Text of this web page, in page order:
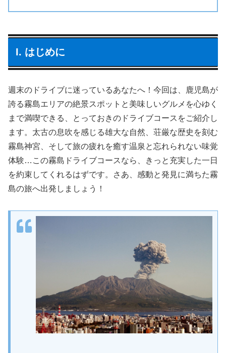
I. はじめに
週末のドライブに迷っているあなたへ！今回は、鹿児島が
誇る霧島エリアの絶景スポットと美味しいグルメを心ゆく
まで満喫できる、とっておきのドライブコースをご紹介し
ます。太古の息吹を感じる雄大な自然、荘厳な歴史を刻む
霧島神宮、そして旅の疲れを癒す温泉と忘れられない味覚
体験…この霧島ドライブコースなら、きっと充実した一日
を約束してくれるはずです。さあ、感動と発見に満ちた霧
島の旅へ出発しましょう！